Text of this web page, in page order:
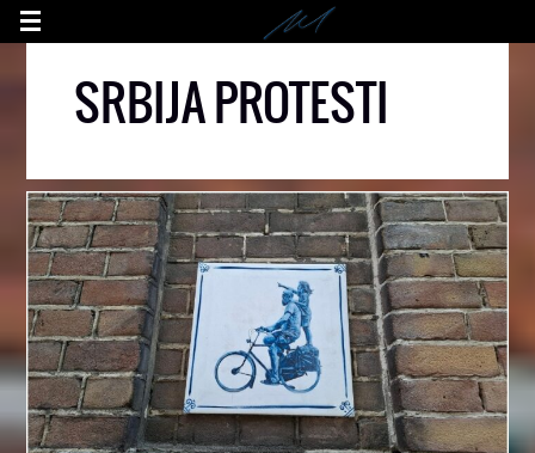
SRBIJA PROTESTI